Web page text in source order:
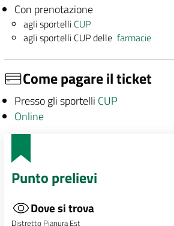
Con prenotazione
agli sportelli CUP
agli sportelli CUP dellefarmacie
Come pagare il ticket
Presso gli sportelli CUP
Online
Punto prelievi
Dove si trova
Distretto Pianura Est